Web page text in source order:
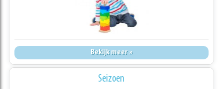
Bekijk meer »
Seizoen